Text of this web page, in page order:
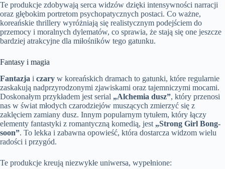
Te produkcje zdobywają serca widzów dzięki intensywności narracji
oraz głębokim portretom psychopatycznych postaci. Co ważne,
koreańskie thrillery wyróżniają się realistycznym podejściem do
przemocy i moralnych dylematów, co sprawia, że stają się one jeszcze
bardziej atrakcyjne dla miłośników tego gatunku.
Fantasy i magia
Fantazja i czary w koreańskich dramach to gatunki, które regularnie
zaskakują nadprzyrodzonymi zjawiskami oraz tajemniczymi mocami.
Doskonałym przykładem jest serial „Alchemia dusz”, który przenosi
nas w świat młodych czarodziejów muszących zmierzyć się z
zaklęciem zamiany dusz. Innym popularnym tytułem, który łączy
elementy fantastyki z romantyczną komedią, jest „Strong Girl Bong-
soon”. To lekka i zabawna opowieść, która dostarcza widzom wielu
radości i przygód.
Te produkcje kreują niezwykłe uniwersa, wypełnione: